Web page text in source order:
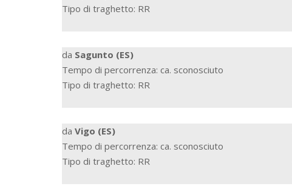
Tipo di traghetto: RR
da Sagunto (ES)
Tempo di percorrenza: ca. sconosciuto
Tipo di traghetto: RR
da Vigo (ES)
Tempo di percorrenza: ca. sconosciuto
Tipo di traghetto: RR